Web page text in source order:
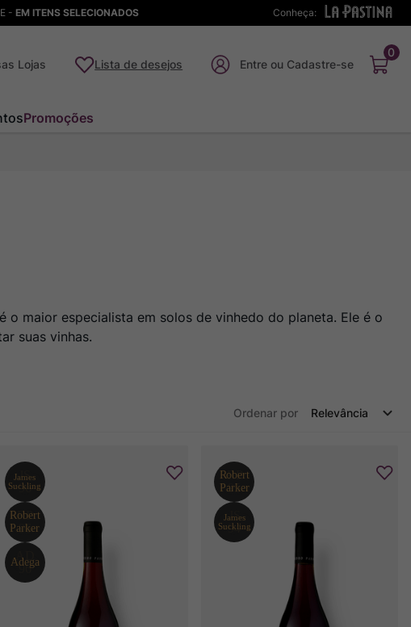
Conheça:
- EM ITENS SELECIONADOS
Lojas Lista de desejos
0
Promoções
maior especialista em solos de vinhedo do planeta. Ele é o
suas vinhas.
Ordenar por Relevância